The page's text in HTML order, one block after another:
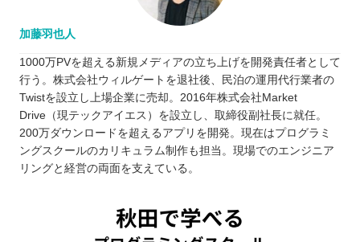
加藤羽也人
1000万PVを超える新規メディアの立ち上げを開発責任者として
行う。株式会社ウィルゲートを退社後、民泊の運用代行業者の
Twistを設立し上場企業に売却。2016年株式会社Market
Drive（現テックアイエス）を設立し、取締役副社長に就任。
200万ダウンロードを超えるアプリを開発。現在はプログラミ
ングスクールのカリキュラム制作も担当。現場でのエンジニア
リングと経営の両面を支えている。